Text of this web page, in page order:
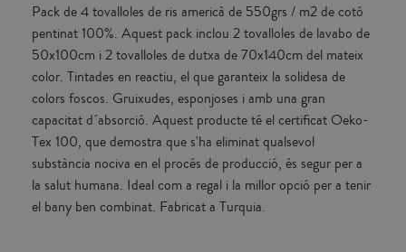
Pack de 4 tovalloles de ris americà de 550grs / m2 de cotó
pentinat 100%. Aquest pack inclou 2 tovalloles de lavabo de
50x100cm i 2 tovalloles de dutxa de 70x140cm del mateix
color. Tintades en reactiu, el que garanteix la solidesa de
colors foscos. Gruixudes, esponjoses i amb una gran
capacitat d´absorció. Aquest producte té el certificat Oeko-
Tex 100, que demostra que s'ha eliminat qualsevol
substància nociva en el procés de producció, és segur per a
la salut humana. Ideal com a regal i la millor opció per a tenir
el bany ben combinat. Fabricat a Turquia.